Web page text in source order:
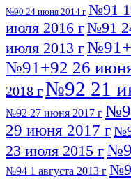
№90 24 июня 2014 г №91
июля 2016 г№91
июля 2013 г
№91+92 26
2018 г№92 21
№92 27 июня 2017 г
29 июня 2017 г
23 июля 2015 г
№94 1 августа 2013 г